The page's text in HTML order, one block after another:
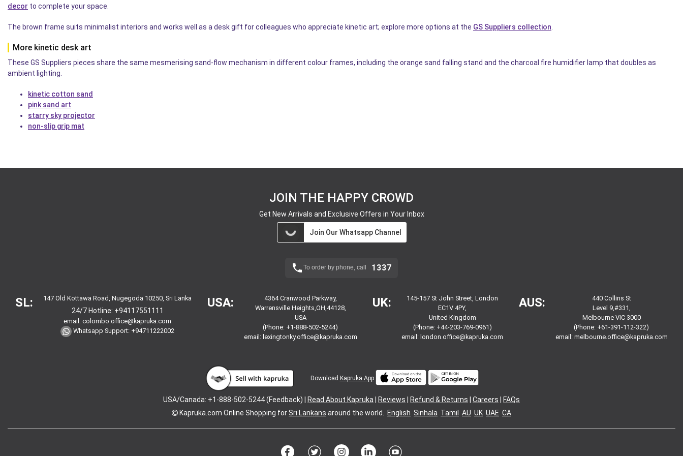
decor to complete your space.
The brown frame suits minimalist interiors and works well as a desk gift for colleagues who appreciate kinetic art; explore more options at the GS Suppliers collection
More kinetic desk art
These GS Suppliers pieces share the same mesmerising sand-flow mechanism in different colour frames, including the orange sand falling stand and the charcoal fire humidifier lamp that doubles as
ambient lighting.
kinetic cotton sand
pink sand art
starry sky projector
non-slip grip mat
JOIN THE HAPPY CROWD
Get New Arrivals and Exclusive Offers in Your Inbox
Join Our Whatsapp Channel
To order by phone, call 1337
SL: 147 Old Kottawa Road, Nugegoda 10250, Sri Lanka
24/7 Hotline: +94117551111
email:colombo.office@kapruka.com
Whatsapp Support: +94711222002
USA:
4364 Cranwood Parkway,
Warrensville Heights,OH,44128,
USA
(Phone: +1-888-502-5244)
email: lexingtonky.office@kapruka.com
UK:
145-157 St John Street, London
EC1V 4PY,
United Kingdom
(Phone: +44-203-769-0961)
email: london.office@kapruka.com
AUS:
440 Collins St
Level 9,#331,
Melbourne VIC 3000
(Phone: +61-391-112-322)
email: melbourne.office@kapruka.com
Download Kapruka App
USA/Canada: +1-888-502-5244 (Feedback) | Read About Kapruka Reviews Refund & Returns Careers
FAQs
Kapruka.com Online Shopping forSri Lankans around the world. English Sinhala Tamil AU UK UAE CA